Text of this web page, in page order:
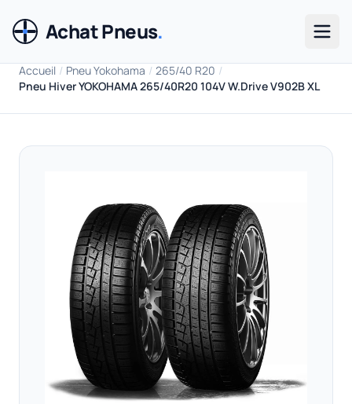
Achat Pneus.
Accueil / Pneu Yokohama / 265/40 R20 /
Pneu Hiver YOKOHAMA 265/40R20 104V W.Drive V902B XL